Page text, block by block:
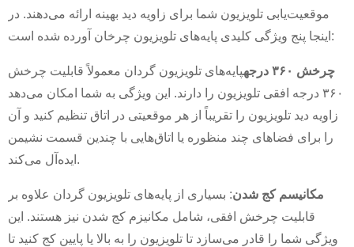
موقعیت‌یابی تلویزیون شما برای زاویه دید بهینه ارائه می‌دهند. در
اینجا پنج ویژگی کلیدی پایه‌های تلویزیون چرخان آورده شده است:
چرخش ۳۶۰ درجه
پایه‌های تلویزیون گردان معمولاً قابلیت چرخش
۳۶۰ درجه افقی تلویزیون را دارند. این ویژگی به شما امکان می‌دهد
زاویه دید تلویزیون را تقریباً از هر موقعیتی در اتاق تنظیم کنید و آن
را برای فضاهای چند منظوره یا اتاق‌هایی با چندین قسمت نشیمن
ایده‌آل می‌کند.
مکانیسم کج شدن: بسیاری از پایه‌های تلویزیون گردان علاوه بر
قابلیت چرخش افقی، شامل مکانیزم کج شدن نیز هستند. این
ویژگی شما را قادر می‌سازد تا تلویزیون را به بالا یا پایین کج کنید تا